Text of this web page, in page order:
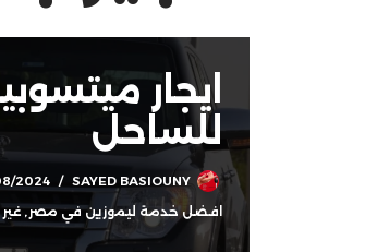
ايجار
للساحل
SAYED BASIOUNY
2024
افضل خدمة ليموزين في مصر,